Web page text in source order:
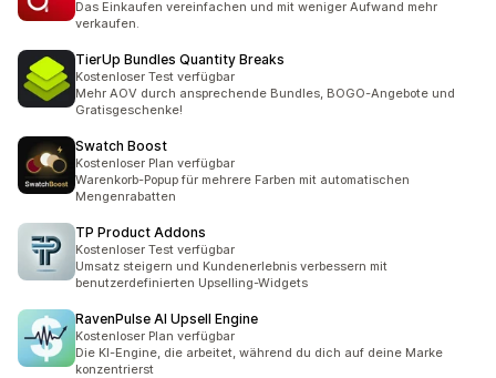
Das Einkaufen vereinfachen und mit weniger Aufwand mehr
verkaufen.
TierUp Bundles Quantity Breaks
Kostenloser Test verfügbar
Mehr AOV durch ansprechende Bundles, BOGO-Angebote und
Gratisgeschenke!
Swatch Boost
Kostenloser Plan verfügbar
Warenkorb-Popup für mehrere Farben mit automatischen
Mengenrabatten
TP Product Addons
Kostenloser Test verfügbar
Umsatz steigern und Kundenerlebnis verbessern mit
benutzerdefinierten Upselling-Widgets
RavenPulse AI Upsell Engine
Kostenloser Plan verfügbar
Die KI-Engine, die arbeitet, während du dich auf deine Marke
konzentrierst